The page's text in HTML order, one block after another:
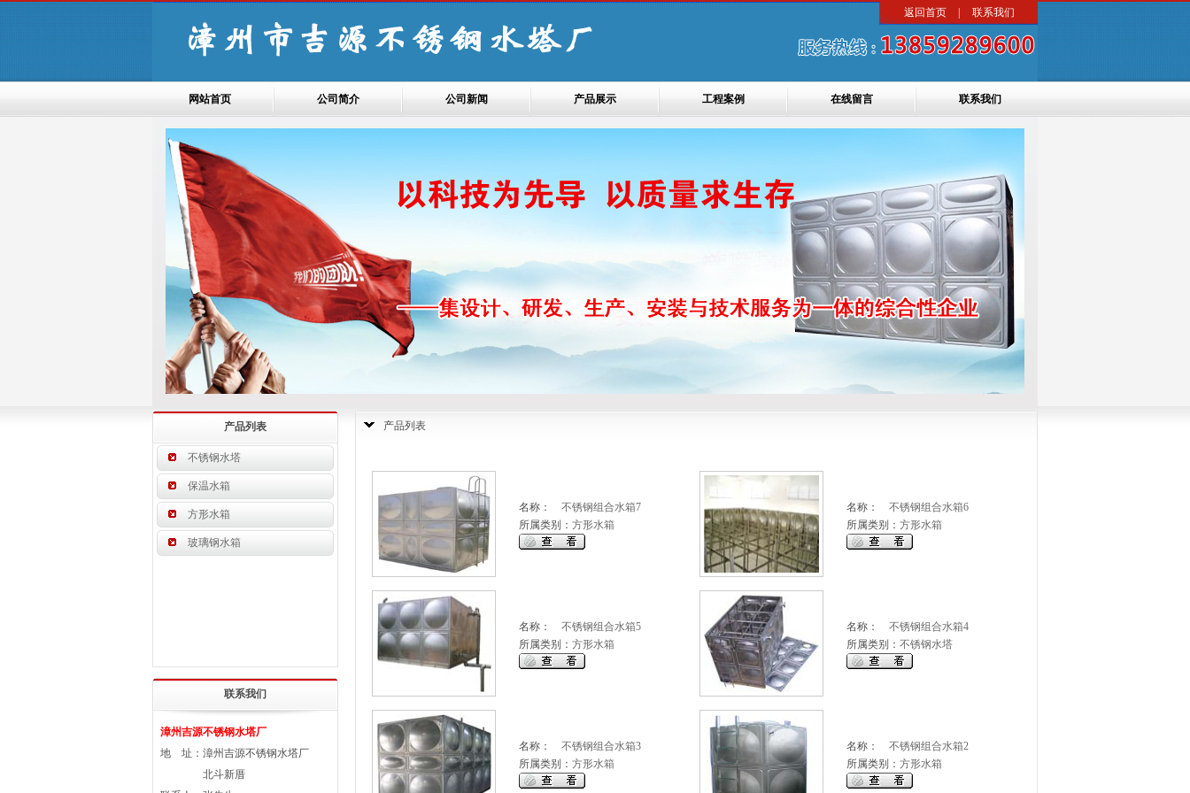
返回首页 联系我们
网站首页 公司简介 公司新闻 产品展示 工程案例 在线留言 联系我们
产品列表
不锈钢水塔
保温水箱
方形水箱
玻璃钢水箱
联系我们
漳州吉源不锈钢水塔厂
地 址：漳州吉源不锈钢水塔厂
北斗新厝
产品列表
名称： 不锈钢组合水箱7
所属类别： 方形水箱
名称： 不锈钢组合水箱6
所属类别： 方形水箱
名称： 不锈钢组合水箱5
所属类别： 方形水箱
名称： 不锈钢组合水箱4
所属类别： 不锈钢水塔
名称： 不锈钢组合水箱3
所属类别： 方形水箱
名称： 不锈钢组合水箱2
所属类别： 方形水箱